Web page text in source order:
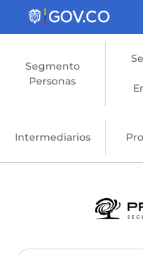
Saltar al contenido
Segmento
Personas
Intermediarios